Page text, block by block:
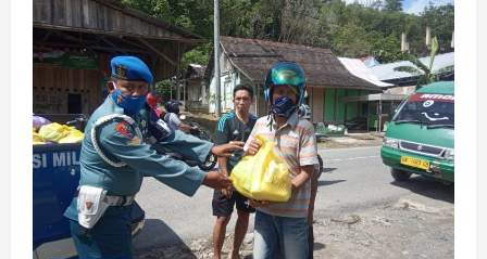
Kios
Darurat
Disamping
Limbur
Raya,
Diminta
Pedagang
Menempati
Pasar
Blok
B/Blok
F